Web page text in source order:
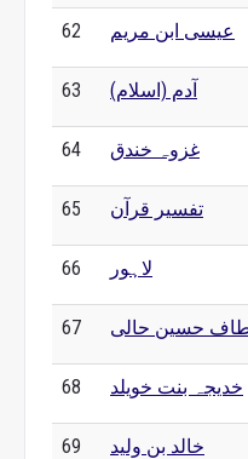
62 عیسی ابن مریم
63 آدم (اسلام)
64 غزوہ خندق
65 تفسیر قرآن
66 لاہور
67 حسین حالی
68 خدیجہ بنت خویلد
69 خالد بن ولید